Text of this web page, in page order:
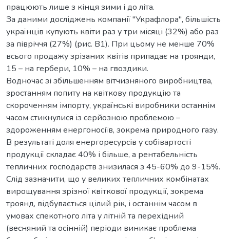
працюють лише з кінця зими і до літа.
За даними досліджень компанії "Украфлора", більшість
українців купують квіти раз у три місяці (32%) або раз
за півріччя (27%) (рис. В1). При цьому не менше 70%
всього продажу зрізаних квітів припадає на троянди,
15 – на гербери, 10% – на гвоздики.
Водночас зі збільшенням вітчизняного виробництва,
зростанням попиту на квіткову продукцію та
скороченням імпорту, українські виробники останнім
часом стикнулися із серйозною проблемою –
здороженням енергоносіїв, зокрема природного газу.
В результаті доля енергоресурсів у собівартості
продукції складає 40% і більше, а рентабельність
тепличних господарств знизилася з 45-60% до 9-15%.
Слід зазначити, що у великих тепличних комбінатах
вирощування зрізної квіткової продукції, зокрема
троянд, відбувається цілий рік, і останнім часом в
умовах спекотного літа у літній та перехідний
(весняний та осінній) періоди виникає проблема